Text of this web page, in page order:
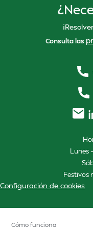
Consulta las
Lunes
Festivos
Configuración de cookies
Cómo funciona